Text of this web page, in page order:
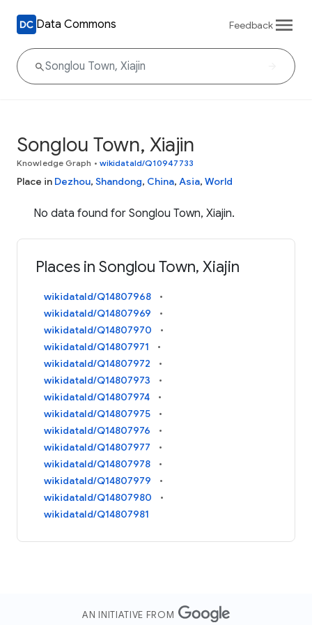
Data Commons Feedback
Songlou Town, Xiajin
Knowledge Graph • wikidataId/Q10947733
Place in Dezhou, Shandong, China, Asia, World
No data found for Songlou Town, Xiajin.
Places in Songlou Town, Xiajin
wikidataId/Q14807968
wikidataId/Q14807969
wikidataId/Q14807970
wikidataId/Q14807971
wikidataId/Q14807972
wikidataId/Q14807973
wikidataId/Q14807974
wikidataId/Q14807975
wikidataId/Q14807976
wikidataId/Q14807977
wikidataId/Q14807978
wikidataId/Q14807979
wikidataId/Q14807980
wikidataId/Q14807981
AN INITIATIVE FROM